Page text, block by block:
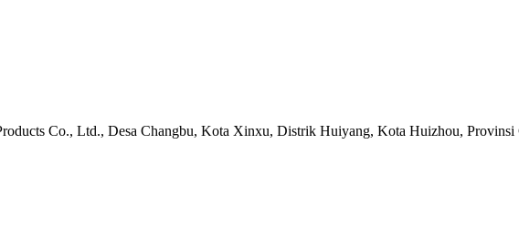
Co., Ltd., Desa Changbu, Kota Xinxu, Distrik Huiyang, Kota Huizhou,